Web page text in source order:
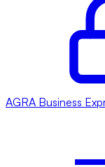
AGRA Business